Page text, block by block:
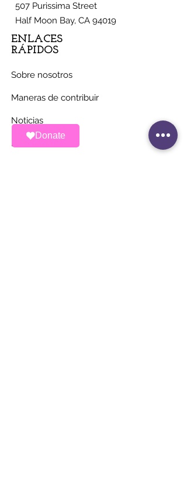
Donate
507 Purissima Street
Half Moon Bay, CA 94019
ENLACES
RÁPIDOS
Sobre nosotros
Maneras de contribuir
Noticias
Eventos